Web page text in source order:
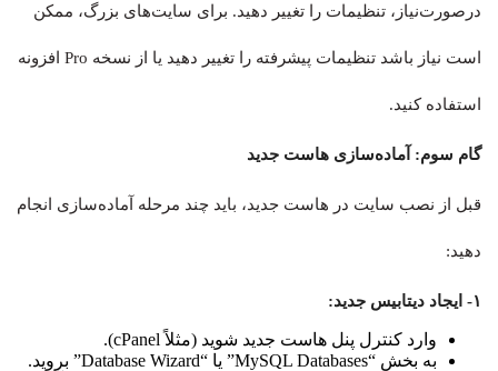
درصورت‌نیاز، تنظیمات را تغییر دهید. برای سایت‌های بزرگ، ممکن
است نیاز باشد تنظیمات پیشرفته را تغییر دهید یا از نسخه Pro افزونه
استفاده کنید.
گام سوم: آماده‌سازی هاست جدید
قبل از نصب سایت در هاست جدید، باید چند مرحله آماده‌سازی انجام
دهید:
۱- ایجاد دیتابیس جدید:
وارد کنترل پنل هاست جدید شوید (مثلاً cPanel).
به بخش “MySQL Databases” یا “Database Wizard” بروید.